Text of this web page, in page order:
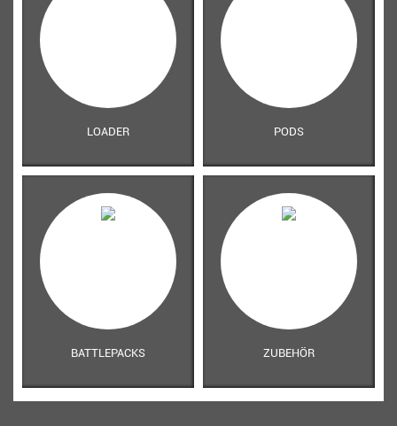
LOADER PODS
ZUBEHÖR
BATTLEPACKS